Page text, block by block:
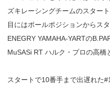
ズキレーシングチームのスター
目にはポールポジションからス
ENEGRY YAMAHA-YARTの
MuSASi RT ハルク・プロの高橋
スタートで10番手まで出遅れた